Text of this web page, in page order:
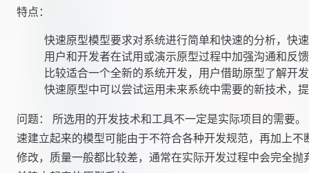
特点：
快速原型模型要求对系统进行简单和快速的分析，快
用户和开发者在试用或演示原型过程中加强沟通和反
比较适合一个全新的系统开发，用户借助原型了解开
问题： 所选用的开发技术和工具不一定是实际项目的需要。
速建立起来的模型可能由于不符合各种开发规范，再加上不
修改，质量一般都比较差，通常在实际开发过程中会完全抛